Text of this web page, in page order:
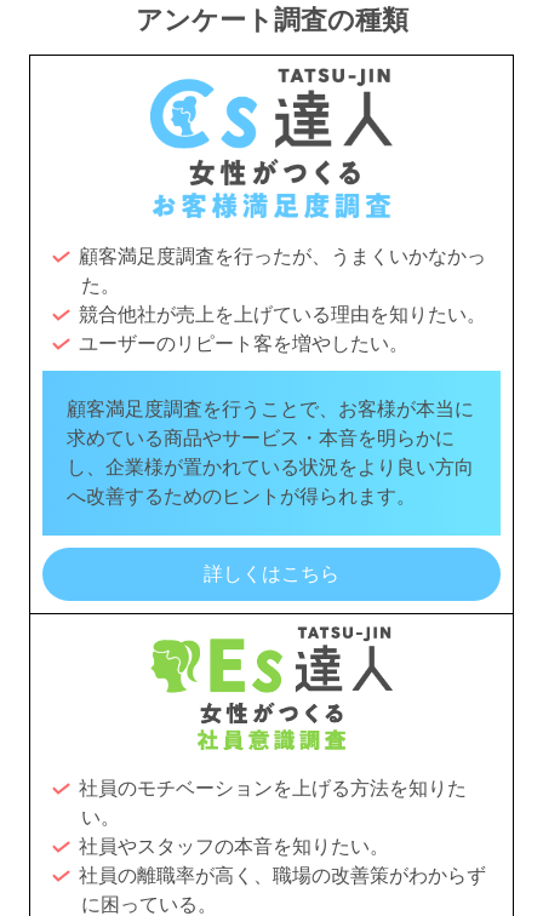
アンケート調査の種類
顧客満足度調査を行ったが、うまくいかなかっ
た。
競合他社が売上を上げている理由を知りたい。
ユーザーのリピート客を増やしたい。
顧客満足度調査を行うことで、お客様が本当に
求めている商品やサービス・本音を明らかに
し、企業様が置かれている状況をより良い方向
へ改善するためのヒントが得られます。
詳しくはこちら
社員のモチベーションを上げる方法を知りた
い。
社員やスタッフの本音を知りたい。
社員の離職率が高く、職場の改善策がわからず
に困っている。